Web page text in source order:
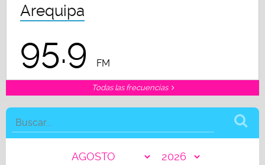
Arequipa
95.9 FM
Todas las frecuencias